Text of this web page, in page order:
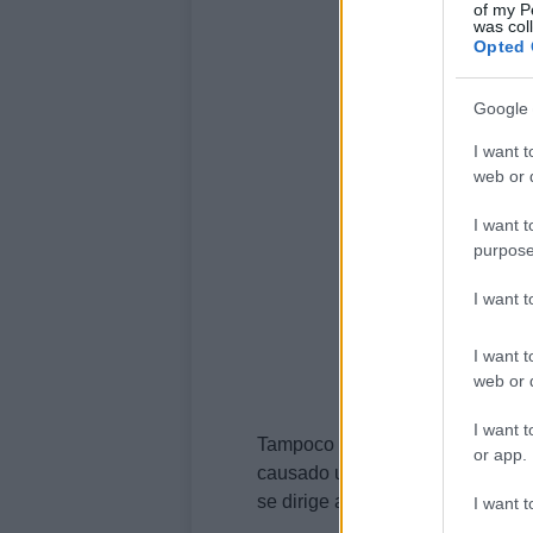
of my
was
Opted
Google
I want
web or
I want
I want
I want
web or
I want
or app.
I want
Tampoco aclara el origen de las
causado un gran revuelo
se dirige al público desde que